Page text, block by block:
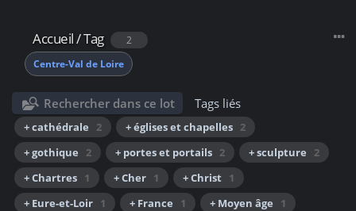
Accueil/Tag
2
Centre-Val de Loire
Rechercher dans ce lot Tags liés
+ cathédrale 2 + églises et chapelles 2
+ gothique
2 + portes et portails 2 + sculpture
2
+ Chartres 1 + Cher 1 + Christ 1
+ Eure-et-Loir 1 + France 1 + Moyen âge
1